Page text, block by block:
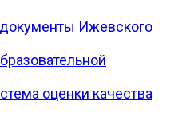
Ижевского
оценки качества